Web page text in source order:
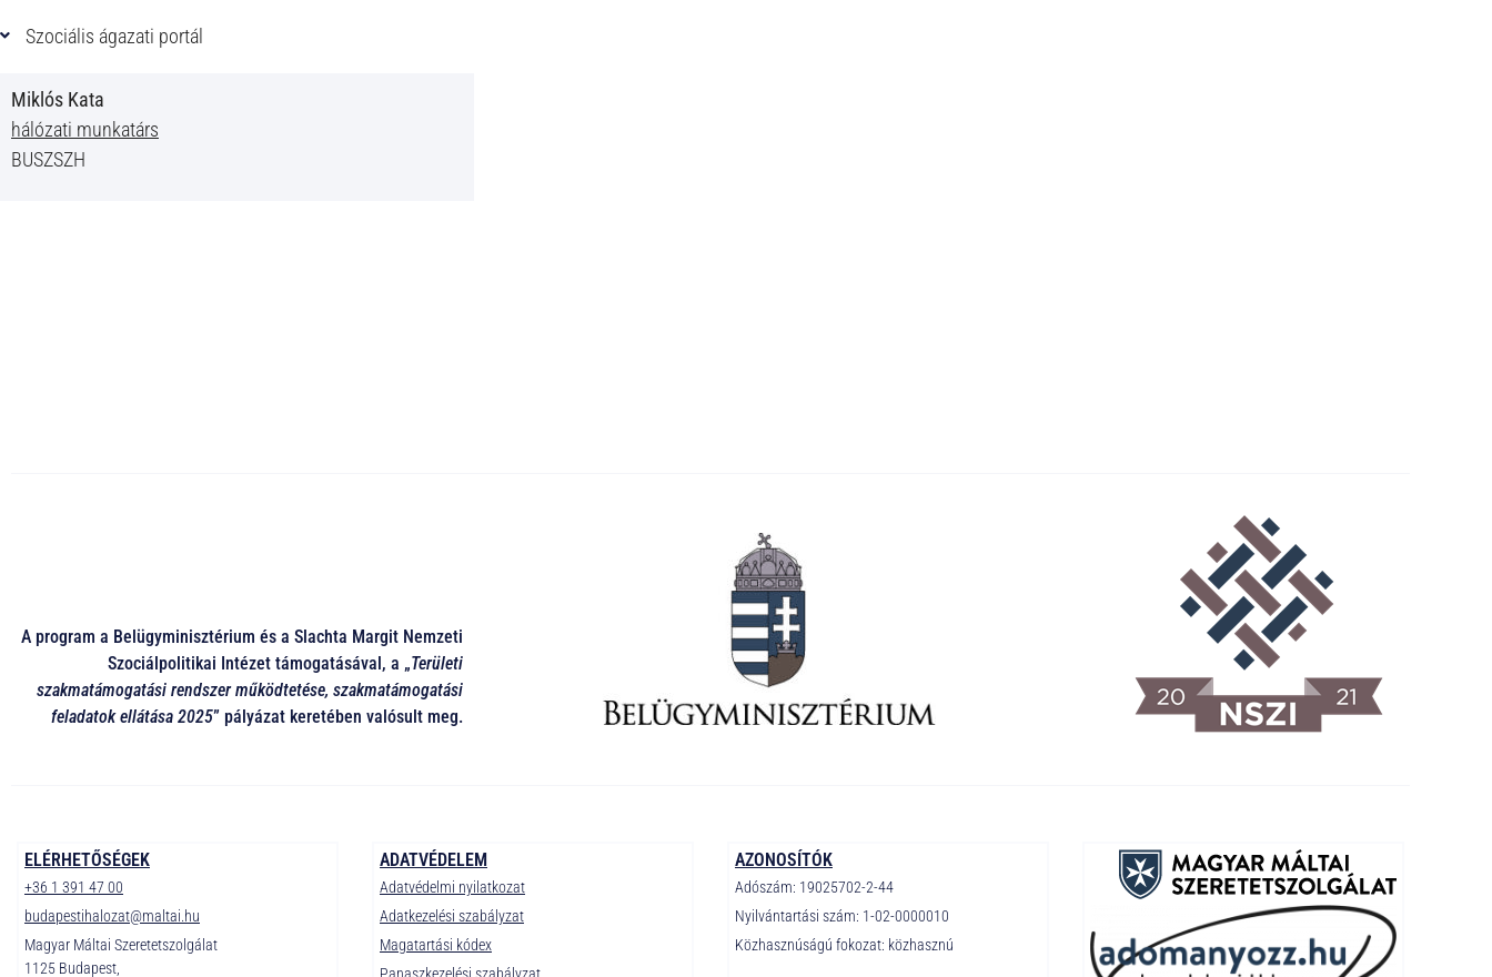
Szociális ágazati portál
Miklós Kata
hálózati munkatárs
BUSZSZH
A program a Belügyminisztérium és a Slachta Margit Nemzeti
Szociálpolitikai Intézet támogatásával, a „Területi
szakmatámogatási rendszer működtetése, szakmatámogatási
feladatok ellátása 2025” pályázat keretében valósult meg.
ELÉRHETŐSÉGEK
+36 1 391 47 00
budapestihalozat@maltai.hu
Magyar Máltai Szeretetszolgálat
1125 Budapest,
ADATVÉDELEM
Adatvédelmi nyilatkozat
Adatkezelési szabályzat
Magatartási kódex
AZONOSÍTÓK
Adószám: 19025702-2-44
Nyilvántartási szám: 1-02-0000010
Közhasznúságú fokozat: közhasznú